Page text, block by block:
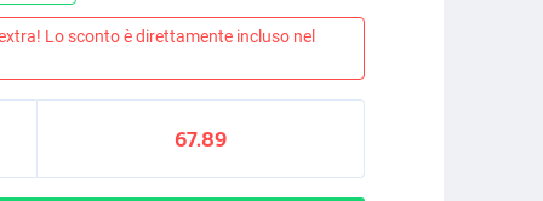
Lo sconto è direttamente incluso nel
67.89